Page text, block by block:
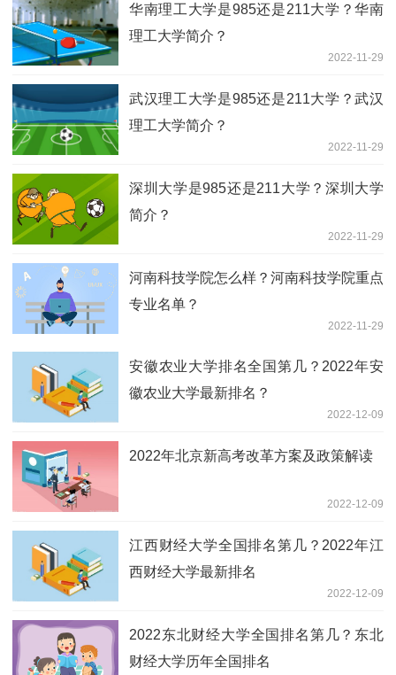
华南理工大学是985还是211大学？华南
理工大学简介？
2022-11-29
武汉理工大学是985还是211大学？武汉
理工大学简介？
2022-11-29
深圳大学是985还是211大学？深圳大学
简介？
2022-11-29
河南科技学院怎么样？河南科技学院重点
专业名单？
2022-11-29
安徽农业大学排名全国第几？2022年安
徽农业大学最新排名？
2022-12-09
2022年北京新高考改革方案及政策解读
2022-12-09
江西财经大学全国排名第几？2022年江
西财经大学最新排名
2022-12-09
2022东北财经大学全国排名第几？东北
财经大学历年全国排名